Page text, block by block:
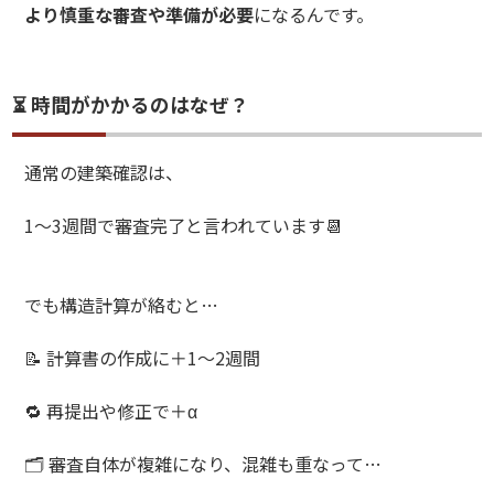
より慎重な審査や準備が必要になるんです。
⏳ 時間がかかるのはなぜ？
通常の建築確認は、
1〜3週間で審査完了と言われています📆
でも構造計算が絡むと…
📝 計算書の作成に＋1〜2週間
🔁 再提出や修正で＋α
🗂 審査自体が複雑になり、混雑も重なって…